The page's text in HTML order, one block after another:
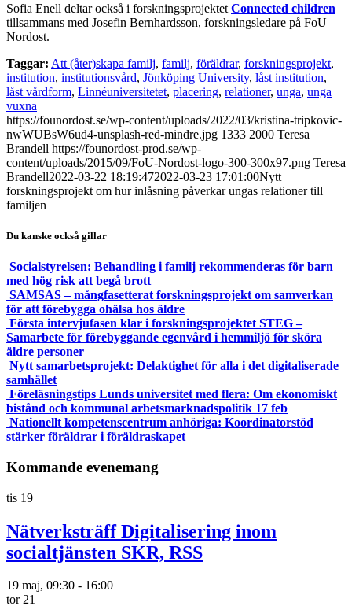
Sofia Enell deltar också i forskningsprojektet Connected children
tillsammans med Josefin Bernhardsson, forskningsledare på FoU
Nordost.
Taggar: Att (åter)skapa familj, familj, föräldrar, forskningsprojekt,
institution, institutionsvård, Jönköping University, låst institution,
låst vårdform, Linnéuniversitetet, placering, relationer, unga, unga
vuxna
https://founordost.se/wp-content/uploads/2022/03/kristina-tripkovic-
nwWUBsW6ud4-unsplash-red-mindre.jpg 1333 2000 Teresa
Brandell https://founordost-prod.se/wp-
content/uploads/2015/09/FoU-Nordost-logo-300-300x97.png Teresa
Brandell2022-03-22 18:19:472022-03-23 17:01:00Nytt
forskningsprojekt om hur inlåsning påverkar ungas relationer till
familjen
Du kanske också gillar
Socialstyrelsen: Behandling i familj rekommenderas för barn
med hög risk att begå brott
SAMSAS – mångfasetterat forskningsprojekt om samverkan
för att förebygga ohälsa hos äldre
Första intervjufasen klar i forskningsprojektet STEG –
Samarbete för förebyggande egenvård i hemmiljö för sköra
äldre personer
Nytt samarbetsprojekt: Delaktighet för alla i det digitaliserade
samhället
Föreläsningstips Lunds universitet med flera: Om ekonomiskt
bistånd och kommunal arbetsmarknadspolitik 17 feb
Nationellt kompetenscentrum anhöriga: Koordinatorstöd
stärker föräldrar i föräldraskapet
Kommande evenemang
tis 19
Nätverksträff Digitalisering inom
socialtjänsten SKR, RSS
19 maj, 09:30 - 16:00
tor21